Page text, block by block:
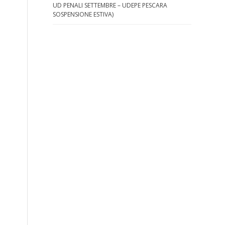
UD PENALI SETTEMBRE – UDEPE PESCARA
SOSPENSIONE ESTIVA)